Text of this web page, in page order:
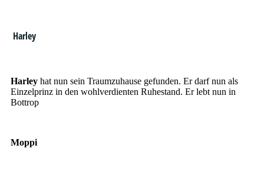
Harley
Harleyhat nun sein Traumzuhause gefunden. Er darf nun als
Einzelprinz in den wohlverdienten Ruhestand. Er lebt nun in
Bottrop
Moppi